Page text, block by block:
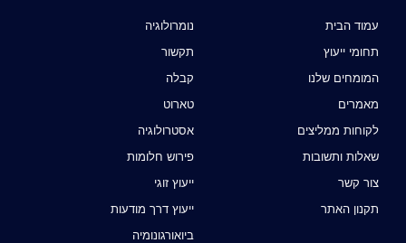
עמוד הבית
תחומי ייעוץ
המומחים שלנו
מאמרים
לקוחות ממליצים
שאלות ותשובות
צור קשר
תקנון האתר
נומרולוגיה
תקשור
קבלה
טארוט
אסטרולוגיה
פירוש חלומות
ייעוץ זוגי
ייעוץ דרך מודעות
ביואורגונומיה